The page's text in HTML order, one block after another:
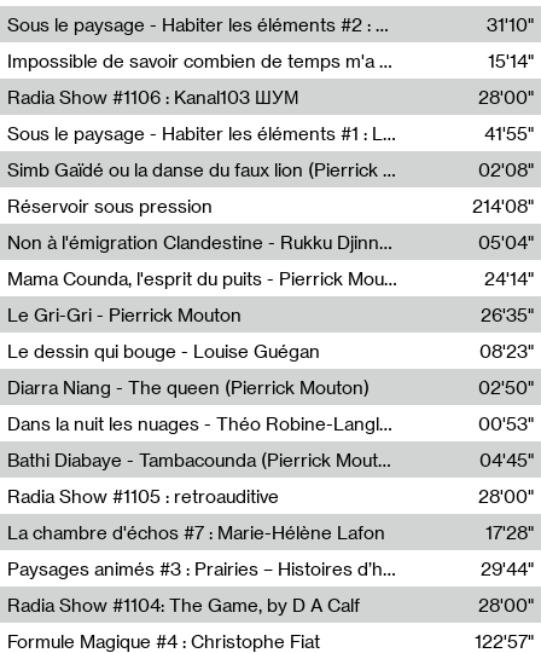
Radio Helsinki
Sous le paysage - Habiter les éléments #2 : Vers le tournant élémentaire
Nastassja Martin
31'10"
Impossible de savoir combien de temps m'a échappé
Mélanie Blaison,Mateo Cuin
15'14"
Radia Show #1106 : Kanal103 ШУМ
Kanal103
28'00"
Sous le paysage - Habiter les éléments #1 : Les éléments et les débordements du vivant
Nastassja Martin
41'55"
Simb Gaïdé ou la danse du faux lion (Pierrick Mouton)
Pierrick Mouton,Simb Gaïdé
02'08"
Réservoir sous pression
214'08"
Non à l'émigration Clandestine - Rukku Djinne Squad (Eden Tinto Collins)
Eden Tinto Collins,Rukku Djinne
05'04"
Mama Counda, l'esprit du puits - Pierrick Mouton
Pierrick Mouton
24'14"
Le Gri-Gri - Pierrick Mouton
Pierrick Mouton
26'35"
Le dessin qui bouge - Louise Guégan
Louise Guégan
08'23"
Diarra Niang - The queen (Pierrick Mouton)
Pierrick Mouton,Diarra Niang
02'50"
Dans la nuit les nuages - Théo Robine-Langlois
Théo Robine-Langlois,LD Beat
00'53"
Bathi Diabaye - Tambacounda (Pierrick Mouton)
Pierrick Mouton,Bathi Diabaye
04'45"
Radia Show #1105 : retroauditive
Soundart Radio
28'00"
La chambre d'échos #7 : Marie-Hélène Lafon
Revue Les Chambres,Marie-Hélène Lafon
17'28"
Paysages animés #3 : Prairies – Histoires d’herbes et d’humains
Anne Simon
29'44"
Radia Show #1104: The Game, by D A Calf
Radio One NZ
28'00"
Formule Magique #4 : Christophe Fiat
122'57"